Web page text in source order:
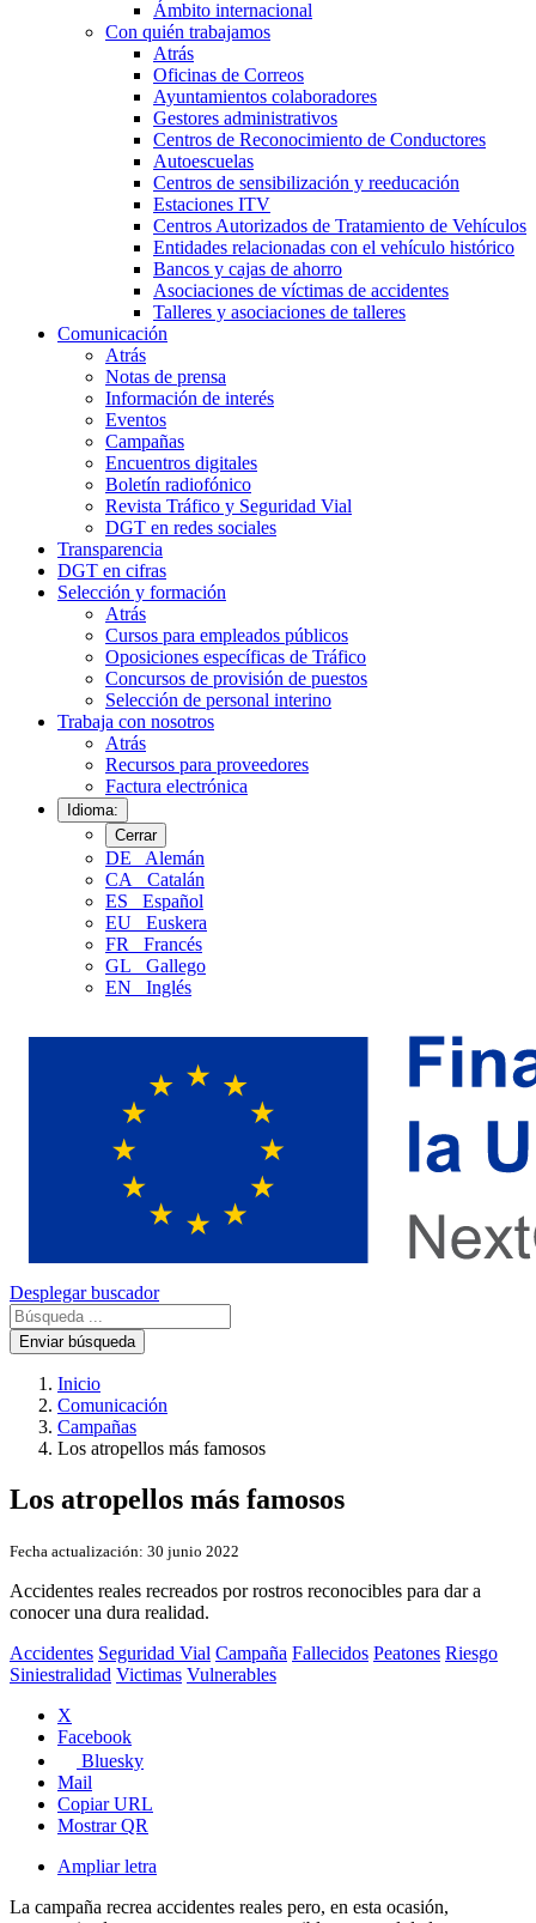
Ámbito internacional
Con quién trabajamos
Atrás
Oficinas de Correos
Ayuntamientos colaboradores
Gestores administrativos
Centros de Reconocimiento de Conductores
Autoescuelas
Centros de sensibilización y reeducación
Estaciones ITV
Centros Autorizados de Tratamiento de Vehículos
Entidades relacionadas con el vehículo histórico
Bancos y cajas de ahorro
Asociaciones de víctimas de accidentes
Talleres y asociaciones de talleres
Comunicación
Atrás
Notas de prensa
Información de interés
Eventos
Campañas
Encuentros digitales
Boletín radiofónico
Revista Tráfico y Seguridad Vial
DGT en redes sociales
Transparencia
DGT en cifras
Selección y formación
Atrás
Cursos para empleados públicos
Oposiciones específicas de Tráfico
Concursos de provisión de puestos
Selección de personal interino
Trabaja con nosotros
Atrás
Recursos para proveedores
Factura electrónica
Idioma:
Cerrar
DE
Alemán
CA
Catalán
ES
Español
EU
Euskera
FR
Francés
GL
Gallego
EN
Inglés
Desplegar buscador
Enviar búsqueda
Inicio
Comunicación
Campañas
Los atropellos más famosos
Los atropellos más famosos
Fecha actualización: 30 junio 2022
Accidentes reales recreados por rostros reconocibles para dar a
conocer una dura realidad.
Accidentes Seguridad Vial Campaña Fallecidos Peatones Riesgo
Siniestralidad Victimas Vulnerables
X
Facebook
Bluesky
Mail
Copiar URL
Mostrar QR
Ampliar letra
La campaña recrea accidentes reales pero, en esta ocasión,